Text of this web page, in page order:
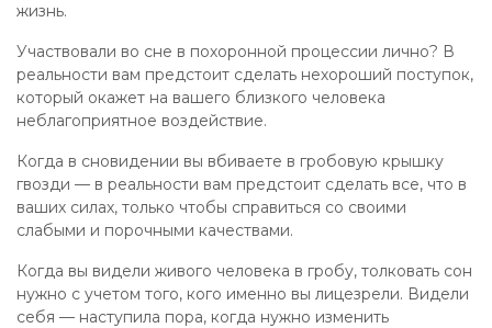
жизнь.
Участвовали во сне в похоронной процессии лично? В
реальности вам предстоит сделать нехороший поступок,
который окажет на вашего близкого человека
неблагоприятное воздействие.
Когда в сновидении вы вбиваете в гробовую крышку
гвозди — в реальности вам предстоит сделать все, что в
ваших силах, только чтобы справиться со своими
слабыми и порочными качествами.
Когда вы видели живого человека в гробу, толковать сон
нужно с учетом того, кого именно вы лицезрели. Видели
себя — наступила пора, когда нужно изменить